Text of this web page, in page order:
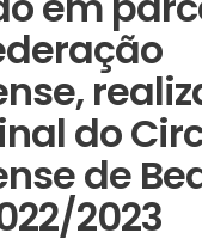
do
de
2023